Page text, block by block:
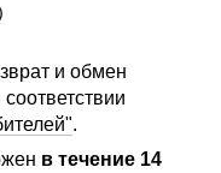
и обмен
.
в течение 14